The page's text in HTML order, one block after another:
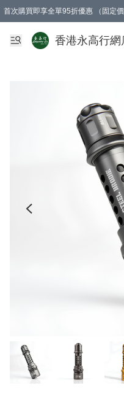
首次購買即享全單95折優惠 （固定價
澳門地區購物滿$800免運費
香港地區購物滿$600免運費
購買滿HK$1000即可免費獲得一個
香港永高行網